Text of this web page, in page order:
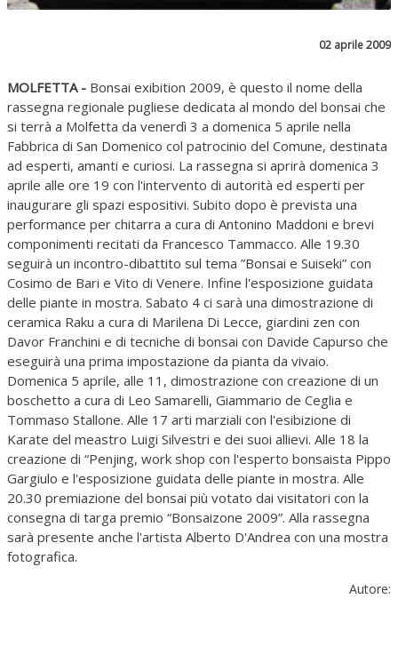
02 aprile 2009
MOLFETTA - Bonsai exibition 2009, è questo il nome della
rassegna regionale pugliese dedicata al mondo del bonsai che
si terrà a Molfetta da venerdì 3 a domenica 5 aprile nella
Fabbrica di San Domenico col patrocinio del Comune, destinata
ad esperti, amanti e curiosi. La rassegna si aprirà domenica 3
aprile alle ore 19 con l'intervento di autorità ed esperti per
inaugurare gli spazi espositivi. Subito dopo è prevista una
performance per chitarra a cura di Antonino Maddoni e brevi
componimenti recitati da Francesco Tammacco. Alle 19.30
seguirà un incontro-dibattito sul tema ”Bonsai e Suiseki” con
Cosimo de Bari e Vito di Venere. Infine l'esposizione guidata
delle piante in mostra. Sabato 4 ci sarà una dimostrazione di
ceramica Raku a cura di Marilena Di Lecce, giardini zen con
Davor Franchini e di tecniche di bonsai con Davide Capurso che
eseguirà una prima impostazione da pianta da vivaio.
Domenica 5 aprile, alle 11, dimostrazione con creazione di un
boschetto a cura di Leo Samarelli, Giammario de Ceglia e
Tommaso Stallone. Alle 17 arti marziali con l'esibizione di
Karate del meastro Luigi Silvestri e dei suoi allievi. Alle 18 la
creazione di “Penjing, work shop con l'esperto bonsaista Pippo
Gargiulo e l'esposizione guidata delle piante in mostra. Alle
20.30 premiazione del bonsai più votato dai visitatori con la
consegna di targa premio “Bonsaizone 2009”. Alla rassegna
sarà presente anche l'artista Alberto D'Andrea con una mostra
fotografica.
Autore: